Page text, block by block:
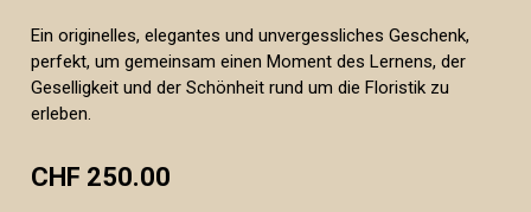
Ein originelles, elegantes und unvergessliches Geschenk,
perfekt, um gemeinsam einen Moment des Lernens, der
Geselligkeit und der Schönheit rund um die Floristik zu
erleben.
CHF 250.00